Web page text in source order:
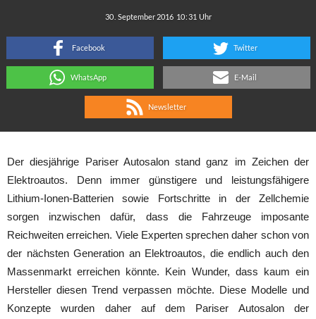
:
Facebook Twitter
WhatsApp E-Mail
Newsletter
Der diesjährige Pariser Autosalon stand ganz im Zeichen der
Elektroautos. Denn immer günstigere und leistungsfähigere
Lithium-Ionen-Batterien sowie Fortschritte in der Zellchemie
sorgen inzwischen dafür, dass die Fahrzeuge imposante
Reichweiten erreichen. Viele Experten sprechen daher schon von
der nächsten Generation an Elektroautos, die endlich auch den
Massenmarkt erreichen könnte. Kein Wunder, dass kaum ein
Hersteller diesen Trend verpassen möchte. Diese Modelle und
Konzepte wurden daher auf dem Pariser Autosalon der